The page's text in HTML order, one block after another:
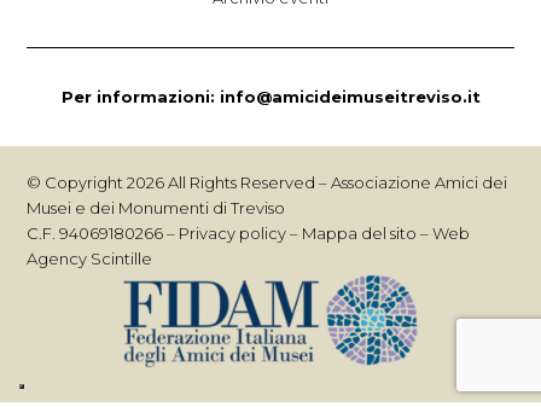
Per informazioni: info@amicideimuseitreviso.it
© Copyright 2026 All Rights Reserved – Associazione Amici dei
Musei e dei Monumenti di Treviso
C.F. 94069180266 – Privacy policy– Mappa del sito –Web
Agency Scintille